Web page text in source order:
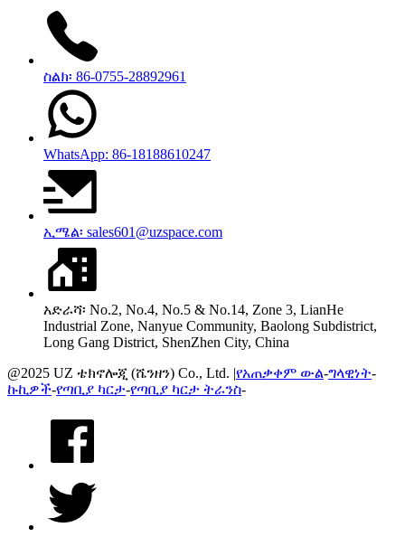
ስልክ፡ 86-0755-28892961
WhatsApp: 86-18188610247
ኢሜል፡ sales601@uzspace.com
አድራሻ፡ No.2, No.4, No.5 & No.14, Zone 3, LianHe
Industrial Zone, Nanyue Community, Baolong Subdistrict,
Long Gang District, ShenZhen City, China
@2025 UZ ቴክኖሎጂ (ሼንዘን) Co., Ltd. |የአጠቃቀም ውል-ግላዊነት-
ኩኪዎች-የጣቢያ ካርታ-የጣቢያ ካርታ ትራንስ-